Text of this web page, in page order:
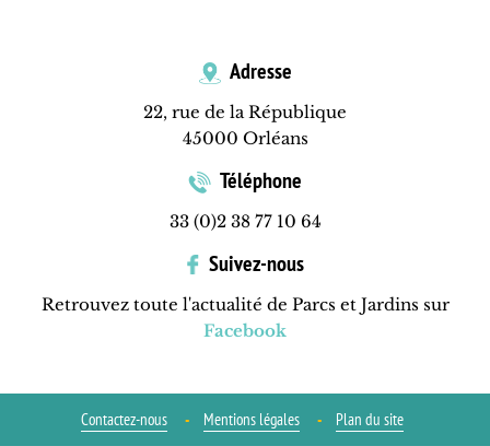
Adresse
22, rue de la République
45000 Orléans
Téléphone
33 (0)2 38 77 10 64
Suivez-nous
Retrouvez toute l'actualité de Parcs et Jardins sur
Facebook
Contactez-nous Mentions légales Plan du site